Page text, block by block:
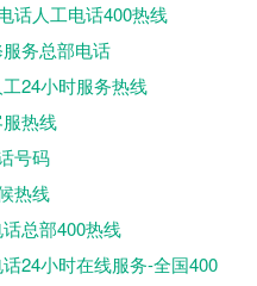
话人工电话400热线
务总部电话
24小时服务热线
热线
号码
热线
总部400热线
24小时在线服务-全国400